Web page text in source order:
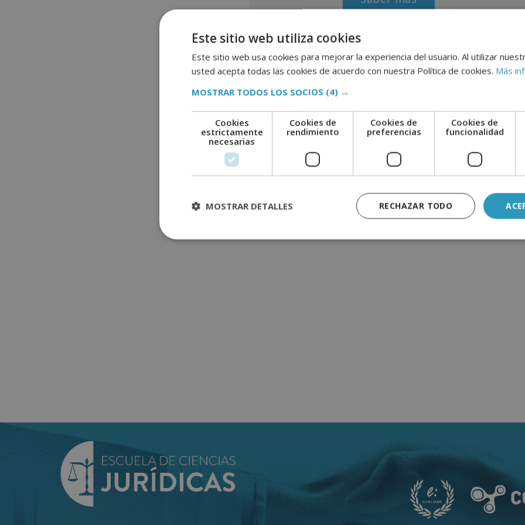
Saber más
Este sitio web utiliza cookies
Este sitio web usa cookies para mejorar la experiencia del usuario. Al utilizar
usted acepta todas las cookies de acuerdo con nuestra Política de cookies. Más
MOSTRAR TODOS LOS SOCIOS (4) →
Cookies
estrictamente
necesarias
Cookies de
rendimiento
Cookies de
preferencias
Cookies de
funcionalidad
RECHAZAR TODO
MOSTRAR DETALLES